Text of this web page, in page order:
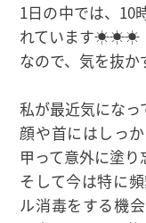
1日の中では、10
れています☀☀☀
なので、気を抜
私が最近気にな
顔や首にはしっ
甲って意外に塗り
そして今は特に
ル消毒をする機